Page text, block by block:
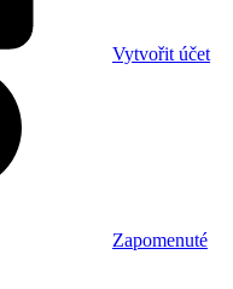
Vytvořit účet
Zapomenuté